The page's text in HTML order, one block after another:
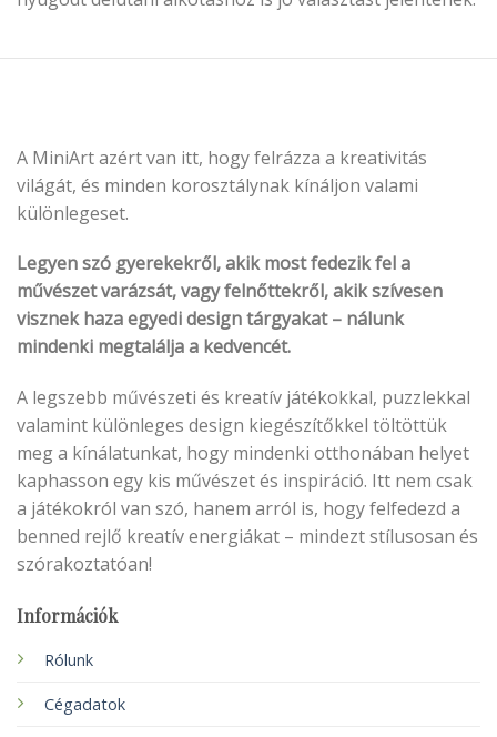
A MiniArt azért van itt, hogy felrázza a kreativitás
világát, és minden korosztálynak kínáljon valami
különlegeset.
Legyen szó gyerekekről, akik most fedezik fel a
művészet varázsát, vagy felnőttekről, akik szívesen
visznek haza egyedi design tárgyakat – nálunk
mindenki megtalálja a kedvencét.
A legszebb művészeti és kreatív játékokkal, puzzlekkal
valamint különleges design kiegészítőkkel töltöttük
meg a kínálatunkat, hogy mindenki otthonában helyet
kaphasson egy kis művészet és inspiráció. Itt nem csak
a játékokról van szó, hanem arról is, hogy felfedezd a
benned rejlő kreatív energiákat – mindezt stílusosan és
szórakoztatóan!
Információk
Rólunk
Cégadatok